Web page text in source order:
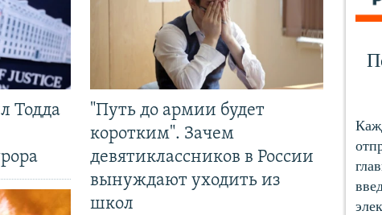
Тодда
"Путь до армии будет
коротким". Зачем
девятиклассников в России
вынуждают уходить из
школ